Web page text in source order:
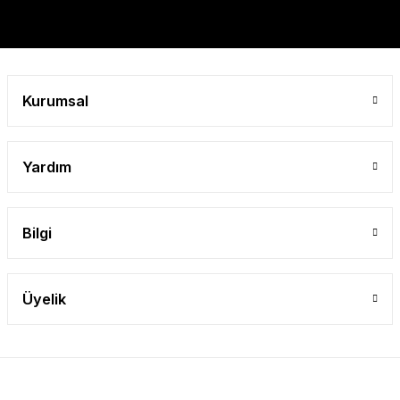
Kurumsal
Yardım
Bilgi
Üyelik